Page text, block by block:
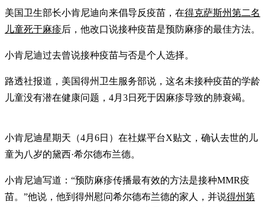
美国卫生部长小肯尼迪向来倡导反疫苗，在得克萨斯州第二名
儿童死于麻疹后，他改口说接种疫苗是预防麻疹的最佳方法。
小肯尼迪过去曾说接种疫苗与否是个人选择。
路透社报道，美国得州卫生服务部说，这名未接种疫苗的学龄
儿童没有潜在健康问题，4月3日死于因麻疹导致的肺衰竭。
小肯尼迪星期天（4月6日）在社媒平台X贴文，确认去世的儿
童为八岁的黛西·希尔德布兰德。
小肯尼迪写道：“预防麻疹传播最有效的方法是接种MMR疫
苗。”他说，他到得州慰问希尔德布兰德的家人，并说得州第